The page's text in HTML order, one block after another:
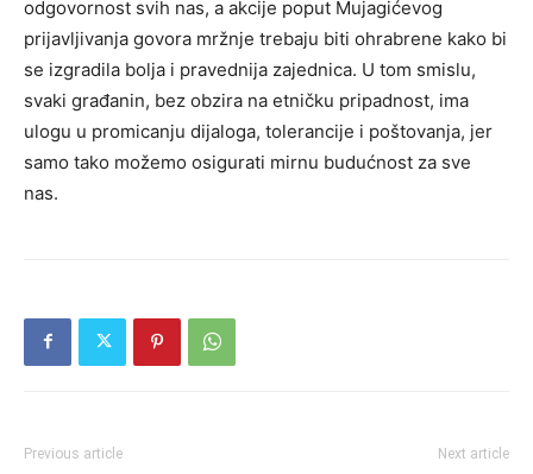
odgovornost svih nas, a akcije poput Mujagićevog
prijavljivanja govora mržnje trebaju biti ohrabrene kako bi
se izgradila bolja i pravednija zajednica. U tom smislu,
svaki građanin, bez obzira na etničku pripadnost, ima
ulogu u promicanju dijaloga, tolerancije i poštovanja, jer
samo tako možemo osigurati mirnu budućnost za sve
nas.
Previous article Next article